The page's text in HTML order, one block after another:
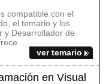
compatible con el
el temario y los
y Desarrollador de
ver temario
en Visual